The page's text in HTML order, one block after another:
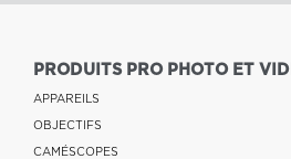
PRODUITS PRO PHOTO ET
APPAREILS
OBJECTIFS
CAMÉSCOPES